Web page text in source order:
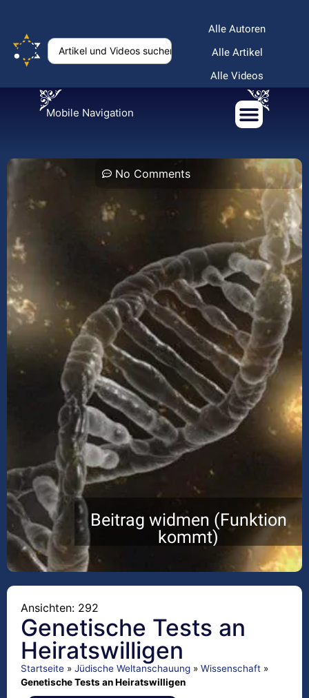
Alle Autoren
Alle Artikel
Alle Videos
Mobile Navigation
No Comments
Beitrag widmen (Funktion
kommt)
Ansichten: 292
Genetische Tests an
Heiratswilligen
Startseite » Jüdische Weltanschauung » Wissenschaft »
Genetische Tests an Heiratswilligen